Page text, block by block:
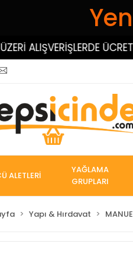
ÜCRETSİZ
ALETLERİ
YAĞLAMA
GRUPLARI
Yapı & Hırdavat